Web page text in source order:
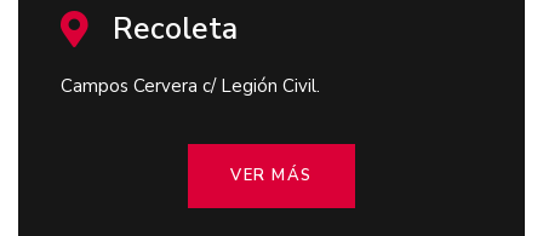
Recoleta
Campos Cervera c/ Legión Civil.
VER MÁS